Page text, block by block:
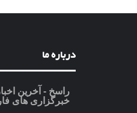
درباره ما
راسخ - آخرین
خبرگزاری های